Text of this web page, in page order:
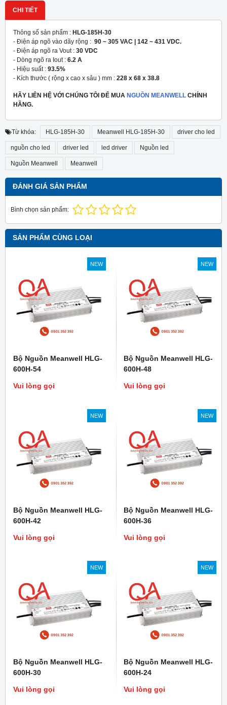
CHI TIẾT
Thông số sản phẩm : HLG-185H-30
- Điện áp ngõ vào dãy rộng : 90 ~ 305 VAC | 142 ~ 431 VDC.
- Điện áp ngõ ra Vout : 30 VDC
- Dòng ngõ ra Iout : 6.2 A
- Hiệu suất : 93.5%
- Kích thước ( rộng x cao x sâu ) mm : 228 x 68 x 38.8
HÃY LIÊN HỆ VỚI CHÚNG TÔI ĐỂ MUA NGUỒN MEANWELL CHÍNH
HÃNG.
Từ khóa: HLG-185H-30 Meanwell HLG-185H-30 driver cho led
nguồn cho led driver led led driver Nguồn led
Nguồn Meanwell Meanwell
ĐÁNH GIÁ SẢN PHẨM
Bình chọn sản phẩm:
SẢN PHẨM CÙNG LOẠI
NEW
Bộ Nguồn Meanwell HLG-
600H-54
Vui lòng gọi
NEW
Bộ Nguồn Meanwell HLG-
600H-48
Vui lòng gọi
NEW
Bộ Nguồn Meanwell HLG-
600H-42
Vui lòng gọi
NEW
Bộ Nguồn Meanwell HLG-
600H-36
Vui lòng gọi
NEW
Bộ Nguồn Meanwell HLG-
600H-30
Vui lòng gọi
NEW
Bộ Nguồn Meanwell HLG-
600H-24
Vui lòng gọi